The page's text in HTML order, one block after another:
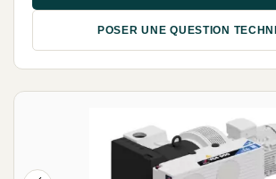
POSER UNE QUESTION